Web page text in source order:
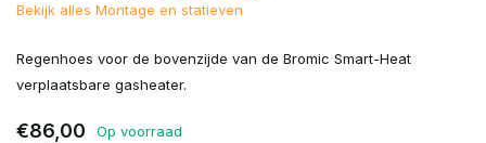
Bekijk alles Montage en statieven
Regenhoes voor de bovenzijde van de Bromic Smart-Heat
verplaatsbare gasheater.
€86,00 Op voorraad